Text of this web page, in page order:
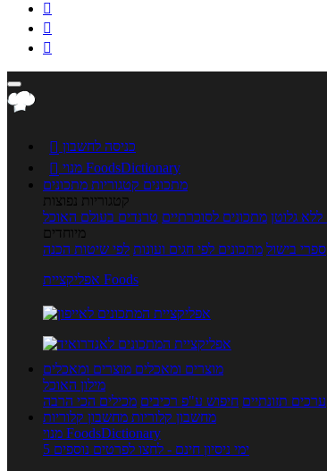



 כניסה לחשבון

מנוי FoodsDictionary
מתכונים קטגוריות מתכונים
קטגוריות נפוצות
גלוטן מתכונים לסוכרתיים טרנדים בעולם האוכל
מיוחדים
ספרי בישול מתכונים לפי חגים ועונות לפי שיטות הכנה
אפליקציית Foods
מוצרים ומאכלים מוצרים ומאכלים
מילון האוכל
ערכים תזונתיים חיפוש ע"פ רכיבים מכילים הכי הרבה
מחשבון קלוריות מחשבון קלוריות
מנוי FoodsDictionary
5 ימי ניסיון חינם - לחצו לפרטים נוספים